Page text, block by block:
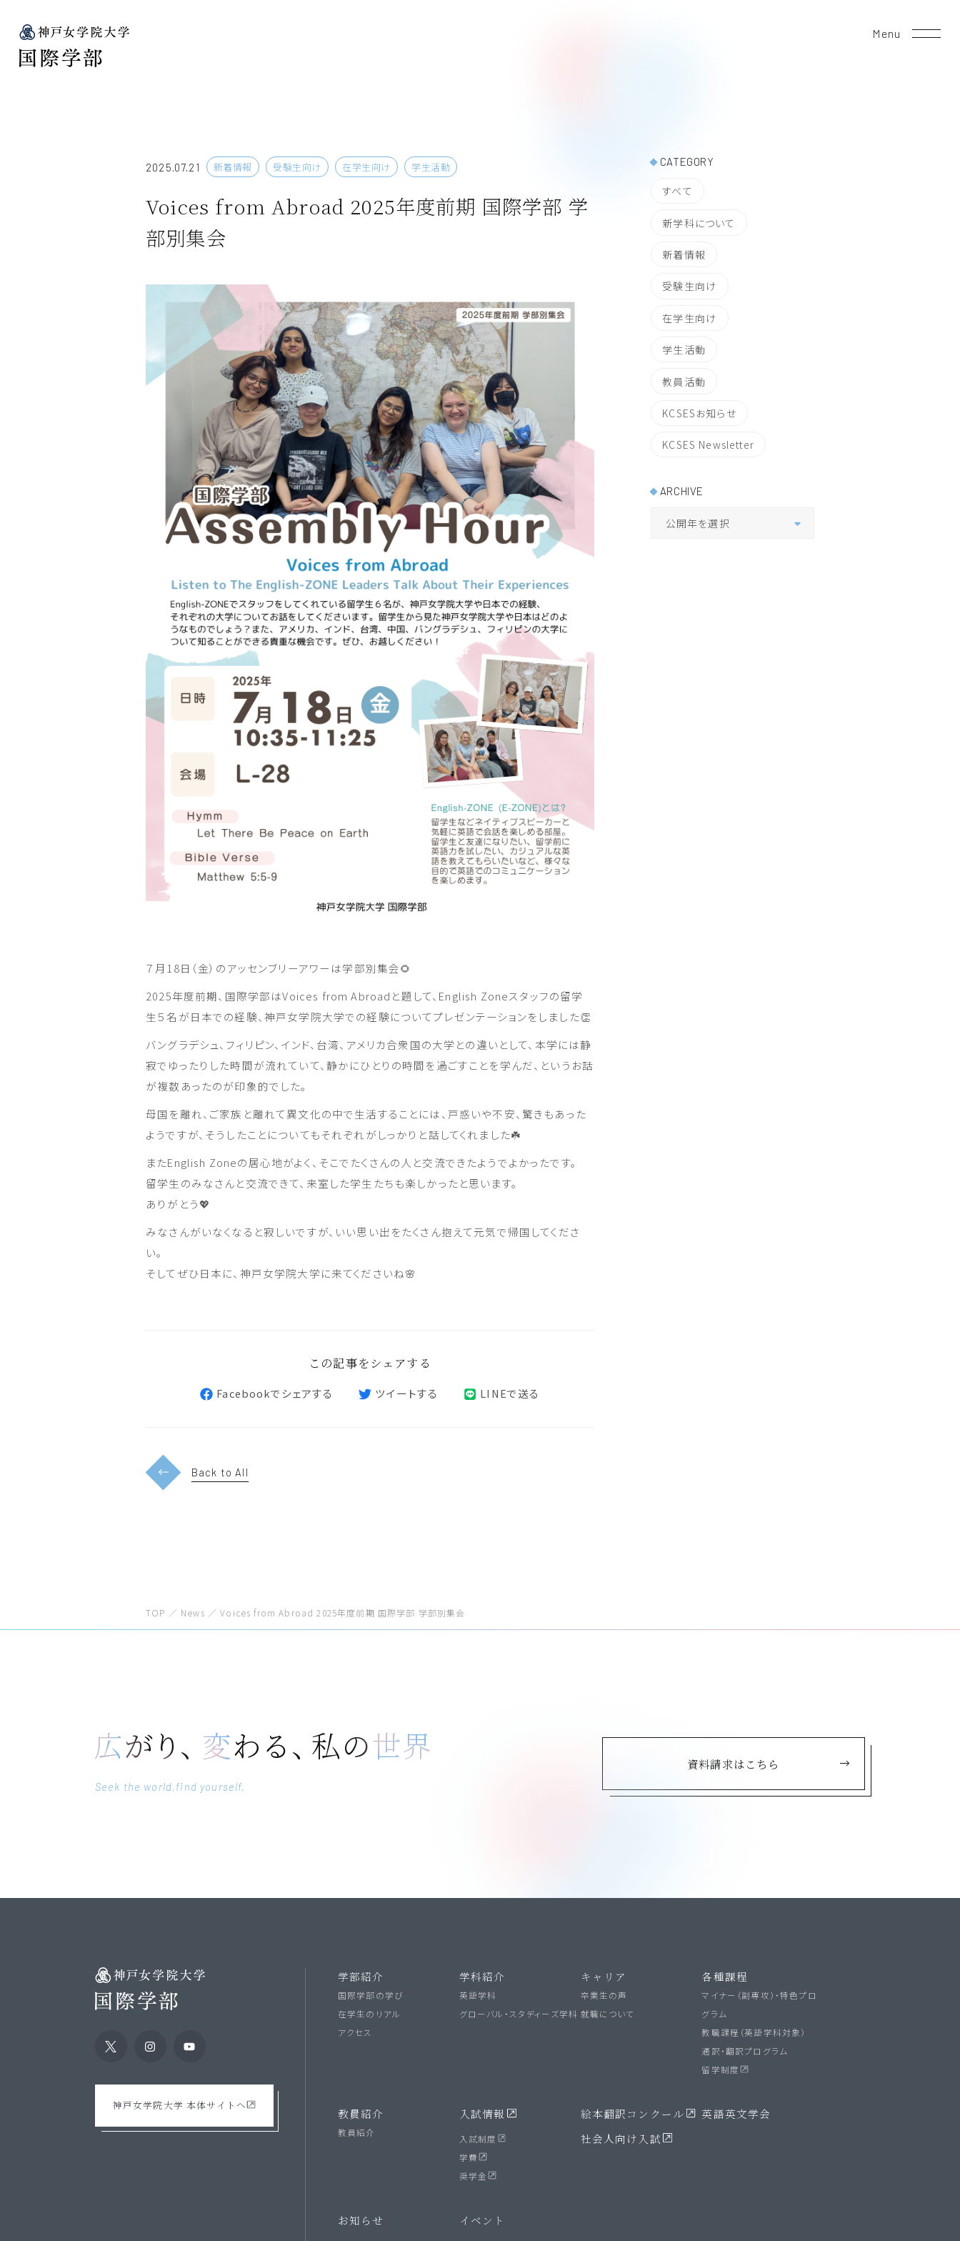
Menu
2025.07.21 新着情報 受験生向け 在学生向け 学生活動
Voices from Abroad 2025年度前期 国際学部 学
部別集会
７月18日（金）のアッセンブリーアワーは学部別集会🌻
2025年度前期、国際学部はVoices from Abroadと題して、English Zoneスタッフの留学
生５名が日本での経験、神戸女学院大学での経験についてプレゼンテーションをしました👏
バングラデシュ、フィリピン、インド、台湾、アメリカ合衆国の大学との違いとして、本学には静
寂でゆったりした時間が流れていて、静かにひとりの時間を過ごすことを学んだ、というお話
が複数あったのが印象的でした。
母国を離れ、ご家族と離れて異文化の中で生活することには、戸惑いや不安、驚きもあった
ようですが、そうしたことについてもそれぞれがしっかりと話してくれました☘️
またEnglish Zoneの居心地がよく、そこでたくさんの人と交流できたようでよかったです。
留学生のみなさんと交流できて、来室した学生たちも楽しかったと思います。
ありがとう💖
みなさんがいなくなると寂しいですが、いい思い出をたくさん抱えて元気で帰国してくださ
い。
そしてぜひ日本に、神戸女学院大学に来てくださいね🌸
この記事をシェアする
Facebookでシェアする ツイートする LINEで送る
Back to All
CATEGORY
すべて
新学科について
新着情報
受験生向け
在学生向け
学生活動
教員活動
KCSESお知らせ
KCSES Newsletter
ARCHIVE
公開年を選択
TOP ／ News ／Voices from Abroad 2025年度前期 国際学部 学部別集会
Seek the world,find yourself.
資料請求はこちら
神戸女学院大学 本体サイトへ
学部紹介
国際学部の学び
在学生のリアル
アクセス
学科紹介
英語学科
グローバル・スタディーズ学科
キャリア
卒業生の声
就職について
各種課程
マイナー（副専攻）・特色プロ
グラム
教職課程（英語学科対象）
通訳・翻訳プログラム
留学制度
教員紹介
教員紹介
入試情報
入試制度
学費
奨学金
絵本翻訳コンクール
社会人向け入試
英語英文学会
お知らせ イベント